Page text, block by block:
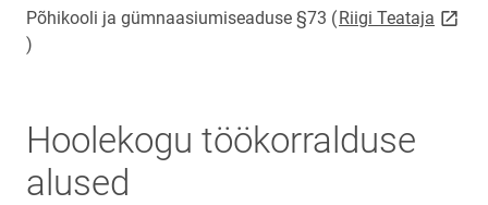
Põhikooli ja gümnaasiumiseaduse §73 (Riigi Teataja link
)
Hoolekogu töökorralduse
alused